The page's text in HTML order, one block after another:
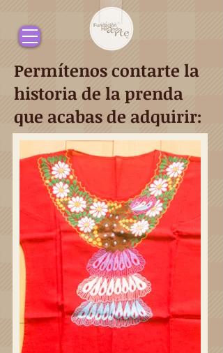
Permítenos contarte la
historia de la prenda
que acabas de adquirir: